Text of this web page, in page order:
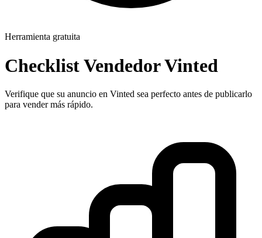
Herramienta gratuita
Checklist Vendedor Vinted
Verifique que su anuncio en Vinted sea perfecto antes de publicarlo
para vender más rápido.